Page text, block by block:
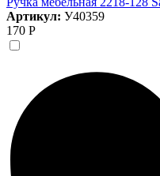
Артикул: У40359
170 Р